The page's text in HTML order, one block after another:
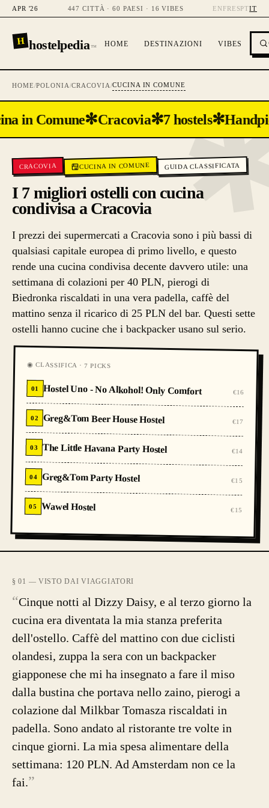
APR '26 447 CITTÀ · 60 PAESI · 16 VIBES EN FR ESPTIT
H hostelpedia™ HOME DESTINAZIONI VIBES
HOME/POLONIA/CRACOVIA/CUCINA IN COMUNE
in Comune✻Cracovia✻7 hostels✻
CRACOVIA CUCINA IN COMUNE GUIDA CLASSIFICATA
I 7 migliori ostelli con cucina
condivisa a Cracovia
I prezzi dei supermercati a Cracovia sono i più bassi di
qualsiasi capitale europea di primo livello, e questo
rende una cucina condivisa decente davvero utile: una
settimana di colazioni per 40 PLN, pierogi di
Biedronka riscaldati in una vera padella, caffè del
mattino senza il ricarico di 25 PLN del bar. Questi sette
ostelli hanno cucine che i backpacker usano sul serio.
◉ CLASSIFICA · 7 PICKS
01 Hostel Uno - No Alkohol! Only Comfort €16
02 Greg&Tom Beer House Hostel €17
03 The Little Havana Party Hostel €14
04 Greg&Tom Party Hostel €15
05 Wawel Hostel €15
§ 01 — VISTO DAI VIAGGIATORI
“Cinque notti al Dizzy Daisy, e al terzo giorno la
cucina era diventata la mia stanza preferita
dell'ostello. Caffè del mattino con due ciclisti
olandesi, zuppa la sera con un backpacker
giapponese che mi ha insegnato a fare il miso
dalla bustina che portava nello zaino, pierogi a
colazione dal Milkbar Tomasza riscaldati in
padella. Sono andato al ristorante tre volte in
cinque giorni. La mia spesa alimentare della
settimana: 120 PLN. Ad Amsterdam non ce la
fai.”